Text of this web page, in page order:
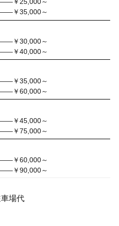
25,000～
35,000～
30,000～
40,000～
35,000～
60,000～
45,000～
75,000～
60,000～
90,000～
場代